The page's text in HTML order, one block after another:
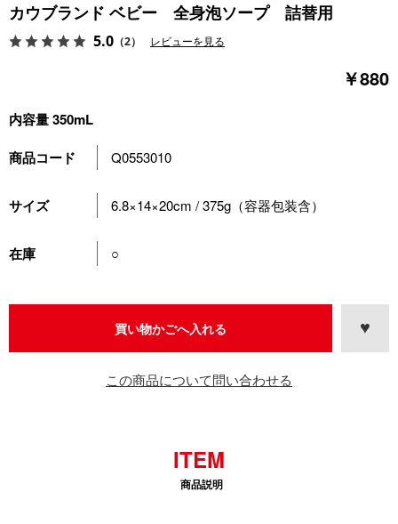
カウブランド ベビー 全身泡ソープ 詰替用
5.0 （2） レビューを見る
内容量 350mL
￥880
商品コード Q0553010
サイズ 6.8×14×20cm / 375g（容器包装含）
在庫 ○
この商品について問い合わせる
ITEM